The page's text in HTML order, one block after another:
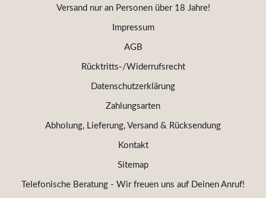
Versand nur an Personen über 18 Jahre!
Impressum
AGB
Rücktritts-/Widerrufsrecht
Datenschutzerklärung
Zahlungsarten
Abholung, Lieferung, Versand & Rücksendung
Kontakt
Sitemap
Telefonische Beratung - Wir freuen uns auf Deinen Anruf!